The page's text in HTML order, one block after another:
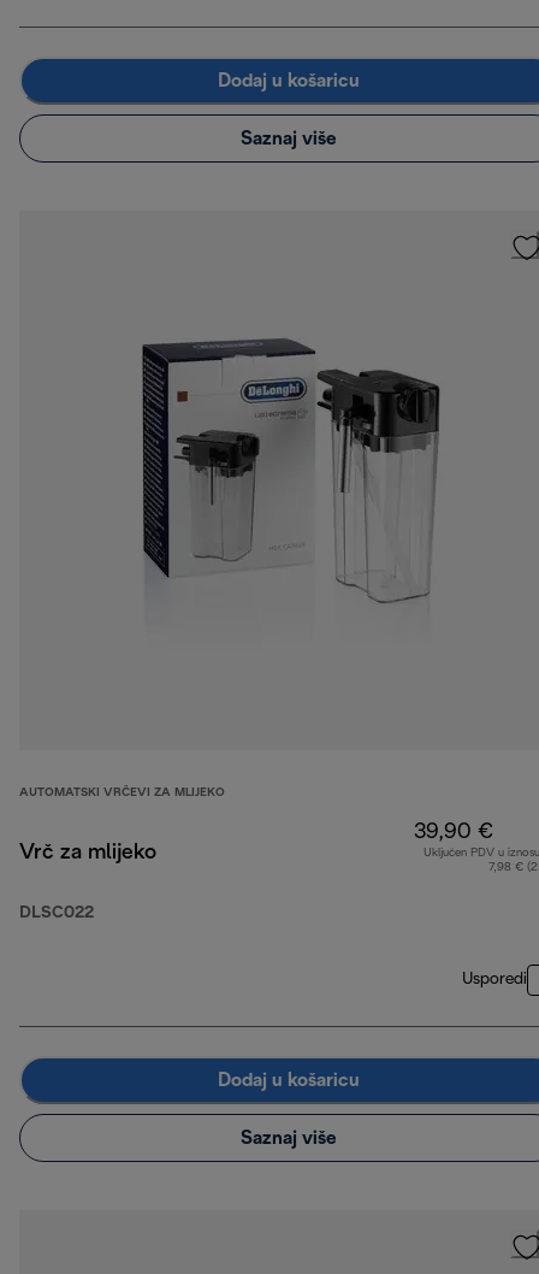
Dodaj u košaricu
Saznaj više
AUTOMATSKI VRČEVI ZA MLIJEKO
Vrč za mlijeko
DLSC022
39,90 €
Uključen PDV u
7,98 €
Usporedi
Dodaj u košaricu
Saznaj više